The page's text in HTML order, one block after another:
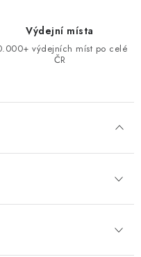
Výdejní místa
výdejních míst po celé
ČR